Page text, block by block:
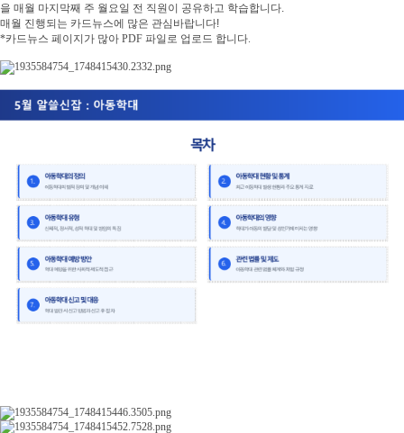
을 매월 마지막째 주 월요일 전 직원이 공유하고 학습합니다.
매월 진행되는 카드뉴스에 많은 관심바랍니다!
*카드뉴스 페이지가 많아 PDF 파일로 업로드 합니다.